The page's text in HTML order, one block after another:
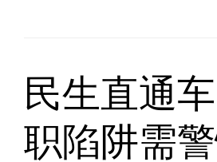
民生直通
职陷阱需